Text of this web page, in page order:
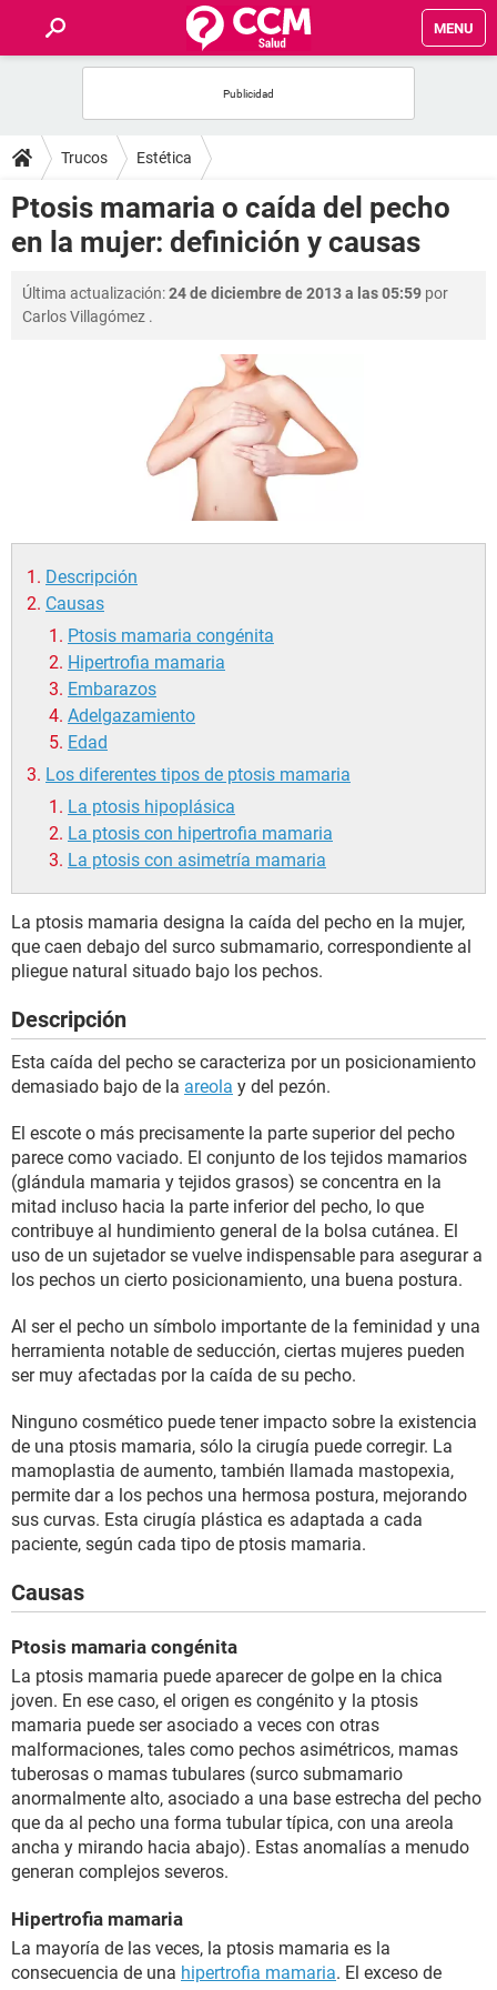
MENU
FOROS
SALUD
FAMILIA
NUTRICIÓN
Trucos Estética
Ptosis mamaria o caída del pecho
en la mujer: definición y causas
Última actualización:24 de diciembre de 2013 a las 05:59 por
Carlos Villagómez .
Descripción
Causas
Ptosis mamaria congénita
Hipertrofia mamaria
Embarazos
Adelgazamiento
Edad
Los diferentes tipos de ptosis mamaria
La ptosis hipoplásica
La ptosis con hipertrofia mamaria
La ptosis con asimetría mamaria
La ptosis mamaria designa la caída del pecho en la mujer,
que caen debajo del surco submamario, correspondiente al
pliegue natural situado bajo los pechos.
Descripción
Esta caída del pecho se caracteriza por un posicionamiento
demasiado bajo de la areola y del pezón.
El escote o más precisamente la parte superior del pecho
parece como vaciado. El conjunto de los tejidos mamarios
(glándula mamaria y tejidos grasos) se concentra en la
mitad incluso hacia la parte inferior del pecho, lo que
contribuye al hundimiento general de la bolsa cutánea. El
uso de un sujetador se vuelve indispensable para asegurar a
los pechos un cierto posicionamiento, una buena postura.
Al ser el pecho un símbolo importante de la feminidad y una
herramienta notable de seducción, ciertas mujeres pueden
ser muy afectadas por la caída de su pecho.
Ninguno cosmético puede tener impacto sobre la existencia
de una ptosis mamaria, sólo la cirugía puede corregir. La
mamoplastia de aumento, también llamada mastopexia,
permite dar a los pechos una hermosa postura, mejorando
sus curvas. Esta cirugía plástica es adaptada a cada
paciente, según cada tipo de ptosis mamaria.
Causas
Ptosis mamaria congénita
La ptosis mamaria puede aparecer de golpe en la chica
joven. En ese caso, el origen es congénito y la ptosis
mamaria puede ser asociado a veces con otras
malformaciones, tales como pechos asimétricos, mamas
tuberosas o mamas tubulares (surco submamario
anormalmente alto, asociado a una base estrecha del pecho
que da al pecho una forma tubular típica, con una areola
ancha y mirando hacia abajo). Estas anomalías a menudo
generan complejos severos.
Hipertrofia mamaria
La mayoría de las veces, la ptosis mamaria es la
consecuencia de una hipertrofia mamaria. El exceso de